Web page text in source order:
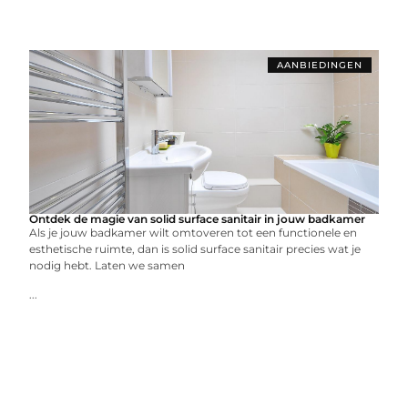
AANBIEDINGEN
Ontdek de magie van solid surface sanitair in jouw badkamer
Als je jouw badkamer wilt omtoveren tot een functionele en
esthetische ruimte, dan is solid surface sanitair precies wat je
nodig hebt. Laten we samen
...